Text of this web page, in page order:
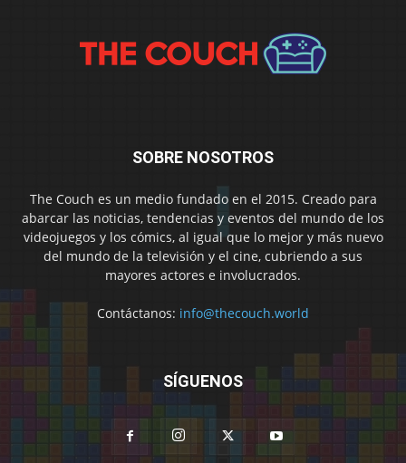
SOBRE NOSOTROS
The Couch es un medio fundado en el 2015. Creado para
abarcar las noticias, tendencias y eventos del mundo de los
videojuegos y los cómics, al igual que lo mejor y más nuevo
del mundo de la televisión y el cine, cubriendo a sus
mayores actores e involucrados.
Contáctanos: info@thecouch.world
SÍGUENOS